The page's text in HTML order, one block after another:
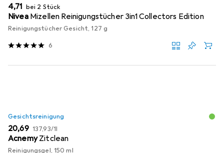
EUR
4,71 bei 2 Stück
Nivea Mizellen Reinigungstücher 3in1 Collectors Edition
Reinigungstücher Gesicht, 127 g
6
Gesichtsreinigung
EUR
20,69 EUR
137,93/1l
Acnemy Zitclean
Reinigungsgel, 150 ml